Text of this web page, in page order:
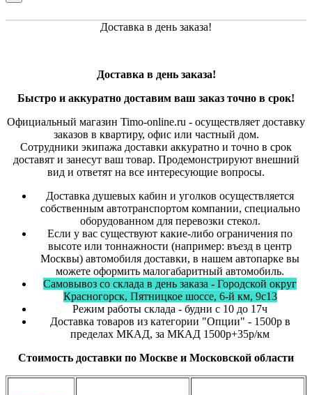
Доставка в день заказа!
Доставка в день заказа!
Быстро и аккуратно доставим ваш заказ точно в срок!
Официальный магазин Timo-online.ru - осуществляет доставку
заказов в квартиру, офис или частный дом.
Сотрудники экипажа доставки аккуратно и точно в срок
доставят и занесут ваш товар. Продемонстрируют внешний
вид и ответят на все интересующие вопросы.
Доставка душевых кабин и уголков осуществляется
собственным автотранспортом компании, специально
оборудованном для перевозки стекол.
Если у вас существуют какие-либо ограничения по
высоте или тоннажности (например: въезд в центр
Москвы) автомобиля доставки, в нашем автопарке вы
можете оформить малогабаритный автомобиль.
Самовывоз со склада в день заказа - Городской округ
Красногорск, Пятницкое шоссе, 6-й км, 9с13
Режим работы склада - будни с 10 до 17ч
Доставка товаров из категории "Опции" - 1500р в
пределах МКАД, за МКАД 1500р+35р/км
Стоимость доставки по Москве и Московской области